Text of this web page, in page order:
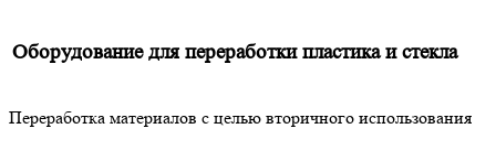
Оборудование для переработки пластика и стекла
Переработка материалов с целью вторичного использования